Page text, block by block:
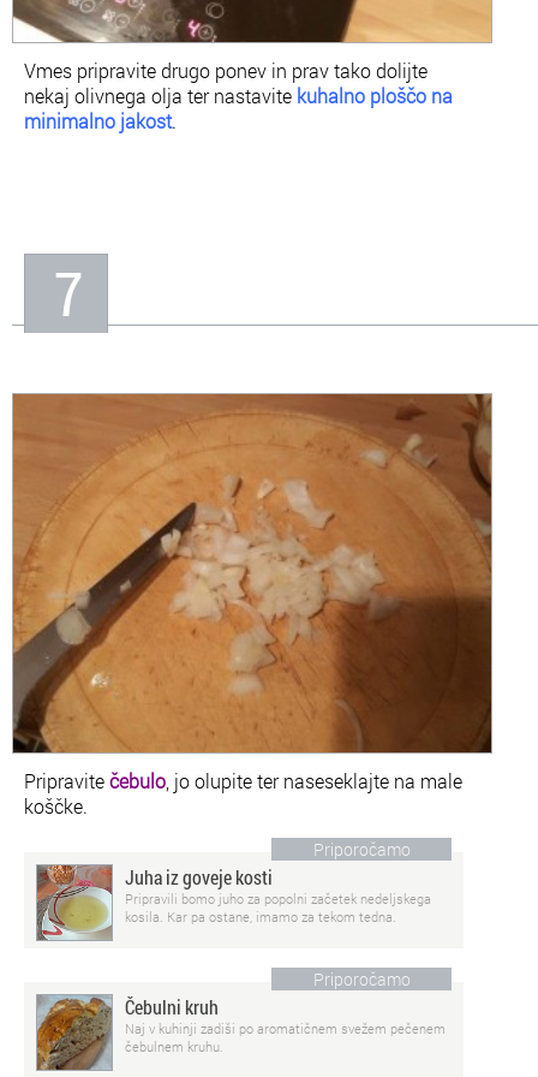
Vmes pripravite drugo ponev in prav tako dolijte
nekaj olivnega olja ter nastavite kuhalno ploščo na
minimalno jakost.
7
Pripravitečebulo , jo olupite ter naseseklajte na male
koščke.
Priporočamo
Juha iz goveje kosti
Pripravili bomo juho za popolni začetek nedeljskega
kosila. Kar pa ostane, imamo za tekom tedna.
Priporočamo
Čebulni kruh
Naj v kuhinji zadiši po aromatičnem svežem pečenem
čebulnem kruhu.